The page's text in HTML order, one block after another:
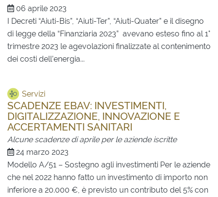
06 aprile 2023
I Decreti “Aiuti-Bis”, “Aiuti-Ter”, “Aiuti-Quater” e il disegno
di legge della “Finanziaria 2023” avevano esteso fino al 1°
trimestre 2023 le agevolazioni finalizzate al contenimento
dei costi dell’energia...
Servizi
SCADENZE EBAV: INVESTIMENTI,
DIGITALIZZAZIONE, INNOVAZIONE E
ACCERTAMENTI SANITARI
Alcune scadenze di aprile per le aziende iscritte
24 marzo 2023
Modello A/51 – Sostegno agli investimenti Per le aziende
che nel 2022 hanno fatto un investimento di importo non
inferiore a 20.000 €, è previsto un contributo del 5% con